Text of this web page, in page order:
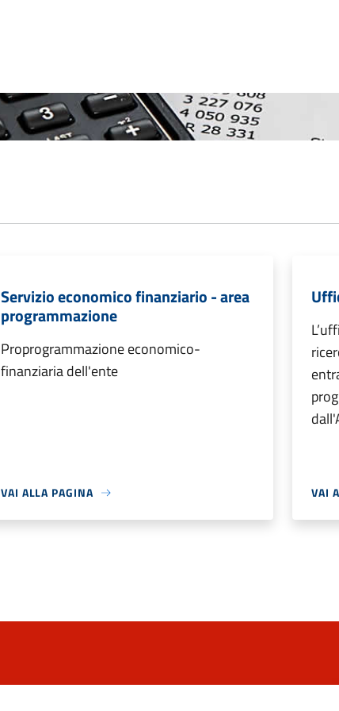
Servizio economico finanziario - area
programmazione
Proprogrammazione economico-
finanziaria dell'ente
VAI ALLA PAGINA VAI